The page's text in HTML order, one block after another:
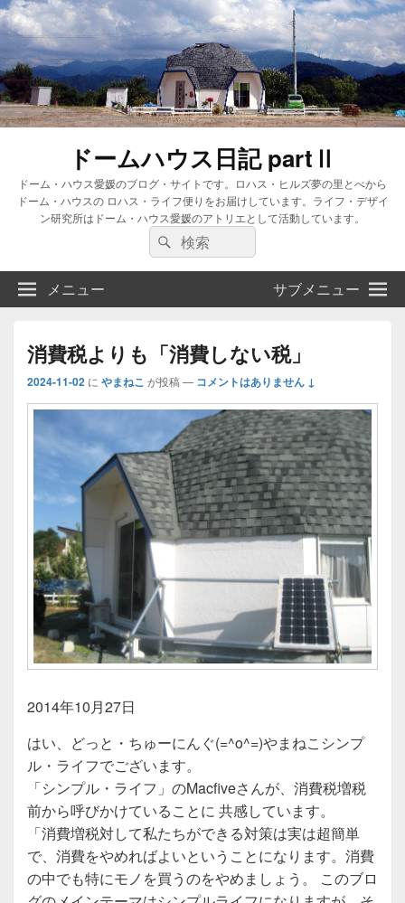
ドームハウス日記 partⅡ
ドーム・ハウス愛媛のブログ・サイトです。ロハス・ヒルズ夢の里とべから
ドーム・ハウスの ロハス・ライフ便りをお届けしています。ライフ・デザイ
ン研究所はドーム・ハウス愛媛のアトリエとして活動しています。
検
索:
検
索
メニュー サブメニュー
消費税よりも「消費しない税」
2024-11-02 に やまねこ が投稿 — コメントはありません ↓
2014年10月27日
はい、どっと・ちゅーにんぐ(=^o^=)やまねこシンプ
ル・ライフでございます。
「シンプル・ライフ」のMacfiveさんが、消費税増税
前から呼びかけていることに 共感しています。
「消費増税対して私たちができる対策は実は超簡単
で、消費をやめればよいということになります。消費
の中でも特にモノを買うのをやめましょう。 このブロ